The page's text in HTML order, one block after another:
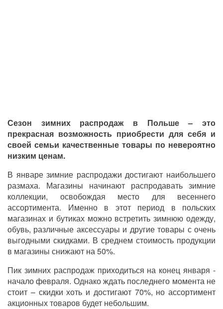
Сезон зимних распродаж в Польше – это
прекрасная возможность приобрести для себя и
своей семьи качественные товары по невероятно
низким ценам.
В январе зимние распродажи достигают наибольшего
размаха. Магазины начинают распродавать зимние
коллекции, освобождая место для весеннего
ассортимента. Именно в этот период в польских
магазинах и бутиках можно встретить зимнюю одежду,
обувь, различные аксессуары и другие товары с очень
выгодными скидками. В среднем стоимость продукции
в магазины снижают на 50%.
Пик зимних распродаж приходиться на конец января -
начало февраля. Однако ждать последнего момента не
стоит – скидки хоть и достигают 70%, но ассортимент
акционных товаров будет небольшим.